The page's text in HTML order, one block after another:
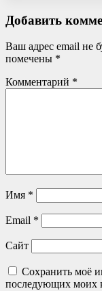
Добавить
Ваш адрес email не
помечены *
Комментарий *
Имя *
Email *
Сайт
Сохранить моё
последующих моих